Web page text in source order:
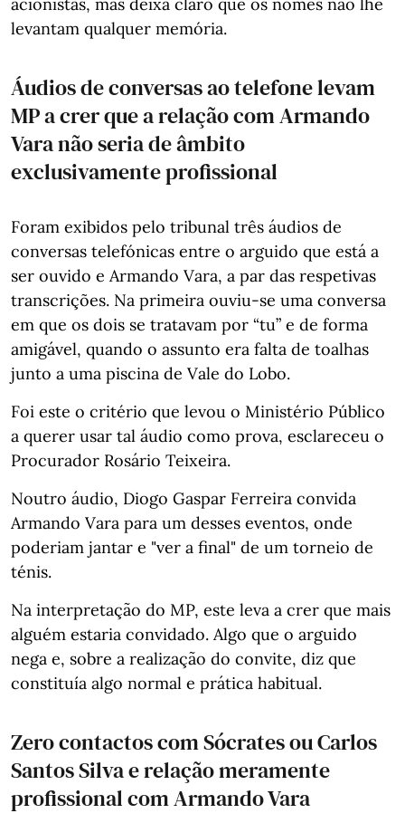
levantam qualquer memória.
Áudios de conversas ao telefone levam
MP a crer que a relação com Armando
Vara não seria de âmbito
exclusivamente profissional
Foram exibidos pelo tribunal três áudios de
conversas telefónicas entre o arguido que está a
ser ouvido e Armando Vara, a par das respetivas
transcrições. Na primeira ouviu-se uma conversa
em que os dois se tratavam por “tu” e de forma
amigável, quando o assunto era falta de toalhas
junto a uma piscina de Vale do Lobo.
Foi este o critério que levou o Ministério Público
a querer usar tal áudio como prova, esclareceu o
Procurador Rosário Teixeira.
Noutro áudio, Diogo Gaspar Ferreira convida
Armando Vara para um desses eventos, onde
poderiam jantar e "ver a final" de um torneio de
ténis.
Na interpretação do MP, este leva a crer que mais
alguém estaria convidado. Algo que o arguido
nega e, sobre a realização do convite, diz que
constituía algo normal e prática habitual.
Zero contactos com Sócrates ou Carlos
Santos Silva e relação meramente
profissional com Armando Vara